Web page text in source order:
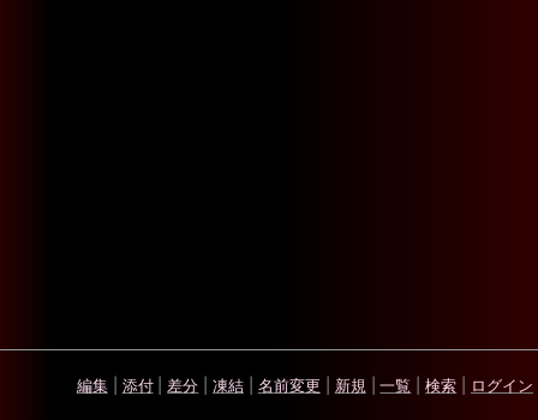
編集 添付 差分 凍結 名前変更 新規 一覧 検索 ログイン